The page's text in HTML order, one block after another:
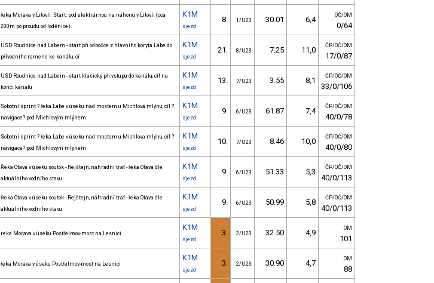
řeka Morava v Litovli. Start: pod elektrárnou na náhonu v Litovli (cca
200m po proudu od loděnice).
K1M
sjezd
8. 1/U23 30.01 6,4 OČ/OM
0/64
USD Roudnice nad Labem - start při odbočce z hlavního koryta Labe do
přívodního ramene ke kanálu, cí
K1M
sjezd
21. 8/U23 7.25 11,0 ČP/OČ/OM
17/0/87
USD Roudnice nad Labem - start klasicky při vstupu do kanálu, cíl na
konci kanálu
K1M
sjezd
13. 7/U23 3.55 8,1 ČP/OČ/OM
33/0/106
Sobotní sprint ? řeka Labe v úseku nad mostem u Michlova mlýnu, cíl ?
navigace? pod Michlovým mlýnem
K1M
sjezd
9. 6/U23 61.87 7,4 ČP/OČ/OM
40/0/78
Sobotní sprint ? řeka Labe v úseku nad mostem u Michlova mlýnu, cíl ?
navigace? pod Michlovým mlýnem
K1M
sjezd
10. 7/U23 8.46 10,0 ČP/OČ/OM
40/0/80
Řeka Otava v úseku soutok - Rejštejn, náhradní trať - řeka Otava dle
aktuálního vodního stavu
K1M
sjezd
9. 6/U23 51.33 5,3 ČP/OČ/OM
40/0/113
Řeka Otava v úseku soutok - Rejštejn, náhradní trať - řeka Otava dle
aktuálního vodního stavu
K1M
sjezd
9. 6/U23 50.99 5,8 ČP/OČ/OM
40/0/113
reka Morava v úseku Postřelmov-most na Lesnici
K1M
sjezd
3. 2/U23 32.50 4,9 OM
101
řeka Morava v úseku Postřelmov-most na Lesnici
K1M
sjezd
3. 2/U23 30.90 4,7 OM
88